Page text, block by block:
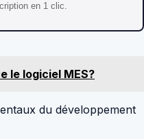
en 1 clic.
le logiciel MES?
du développement